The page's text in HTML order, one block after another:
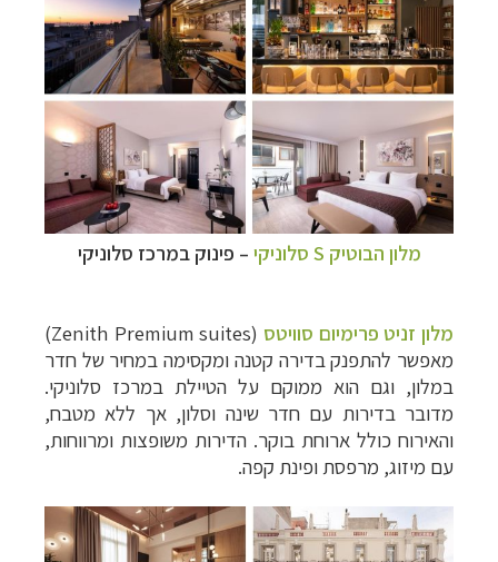
מלון הבוטיק S סלוניקי – פינוק במרכז סלוניקי
מלון זניט פרימיום סוויטס
(Zenith Premium suites‏)
מאפשר להתפנק בדירה קטנה ומקסימה במחיר של חדר
במלון, וגם הוא ממוקם על הטיילת במרכז סלוניקי.
מדובר בדירות עם חדר שינה וסלון, אך ללא מטבח,
והאירוח כולל ארוחת בוקר. הדירות משופצות ומרווחות,
עם מיזוג, מרפסת ופינת קפה.